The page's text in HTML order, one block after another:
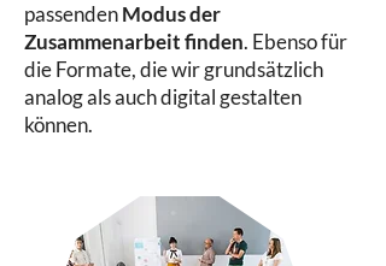
passendenModus der
Zusammenarbeit finden. Ebenso für
die Formate, die wir grundsätzlich
analog als auch digital gestalten
können.